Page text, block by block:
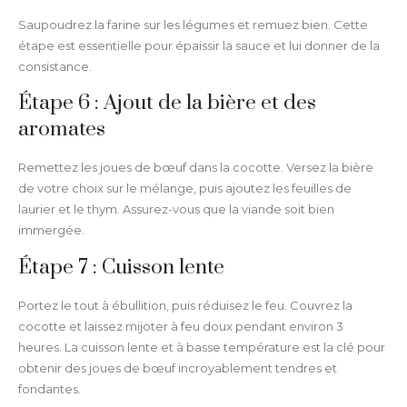
Saupoudrez la farine sur les légumes et remuez bien. Cette
étape est essentielle pour épaissir la sauce et lui donner de la
consistance.
Étape 6 : Ajout de la bière et des
aromates
Remettez les joues de bœuf dans la cocotte. Versez la bière
de votre choix sur le mélange, puis ajoutez les feuilles de
laurier et le thym. Assurez-vous que la viande soit bien
immergée.
Étape 7 : Cuisson lente
Portez le tout à ébullition, puis réduisez le feu. Couvrez la
cocotte et laissez mijoter à feu doux pendant environ 3
heures. La cuisson lente et à basse température est la clé pour
obtenir des joues de bœuf incroyablement tendres et
fondantes.